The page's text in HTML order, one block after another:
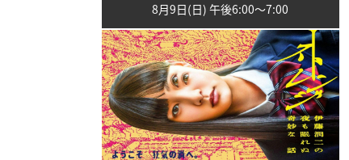
8月9日(日) 午後6:00〜7:00